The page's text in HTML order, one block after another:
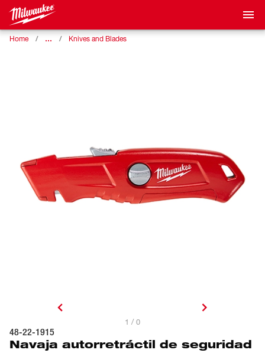
Home … Knives and Blades
1 / 0
48-22-1915
Navaja autorretráctil de seguridad